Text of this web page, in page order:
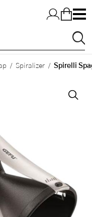
Spiralizer Spirelli